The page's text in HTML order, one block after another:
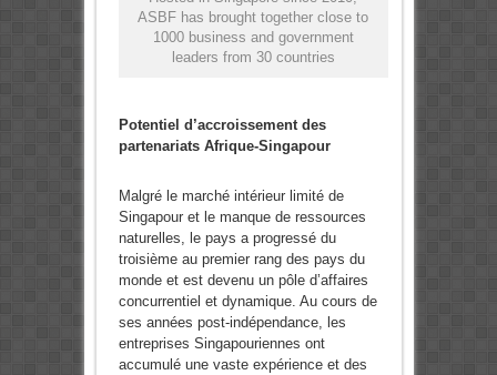
ASBF has brought together close to
1000 business and government
leaders from 30 countries
Potentiel d’accroissement des
partenariats Afrique-Singapour
Malgré le marché intérieur limité de
Singapour et le manque de ressources
naturelles, le pays a progressé du
troisième au premier rang des pays du
monde et est devenu un pôle d’affaires
concurrentiel et dynamique. Au cours de
ses années post-indépendance, les
entreprises Singapouriennes ont
accumulé une vaste expérience et des